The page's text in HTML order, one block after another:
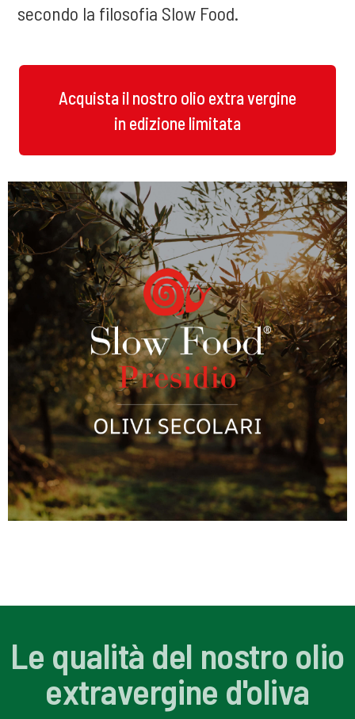
secondo la filosofia Slow Food.
Acquista il nostro olio extra vergine
in edizione limitata
Le qualità del nostro olio
extravergine d'oliva